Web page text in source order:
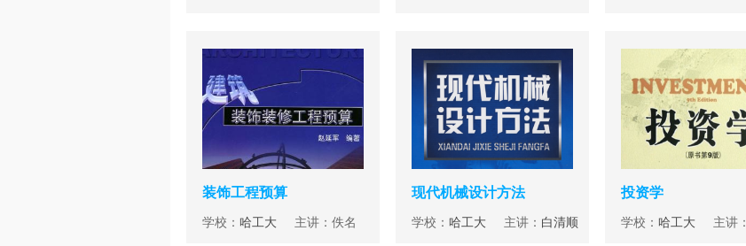
装饰工程预算
学校： 哈工大 主讲：佚名
现代机械设计方法
学校： 哈工大 主讲： 白清顺
投资学
学校： 哈工大 主讲：